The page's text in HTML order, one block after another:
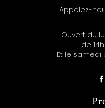
Appelez-
Ouvert du
de
Et le samedi